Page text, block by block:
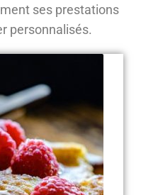
ses prestations
personnalisés.